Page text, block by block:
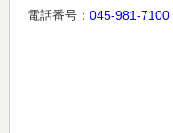
電話番号： 045-981-7100